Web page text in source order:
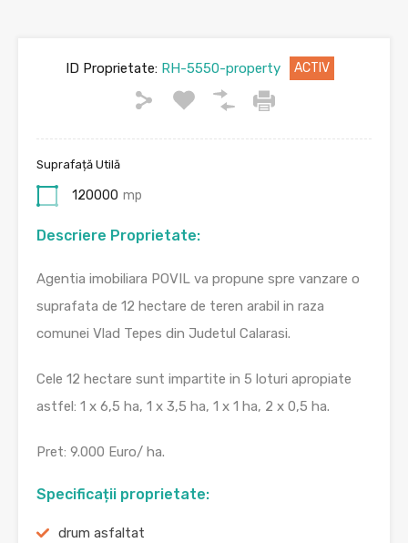
ID Proprietate:RH-5550-property ACTIV
Suprafață Utilă
120000 mp
Descriere Proprietate:
Agentia imobiliara POVIL va propune spre vanzare o
suprafata de 12 hectare de teren arabil in raza
comunei Vlad Tepes din Judetul Calarasi.
Cele 12 hectare sunt impartite in 5 loturi apropiate
astfel: 1 x 6,5 ha, 1 x 3,5 ha, 1 x 1 ha, 2 x 0,5 ha.
Pret: 9.000 Euro/ ha.
Specificații proprietate:
drum asfaltat